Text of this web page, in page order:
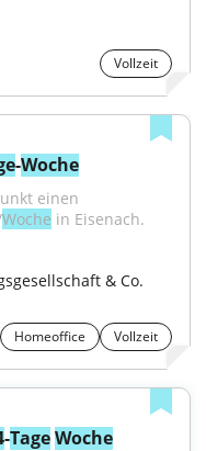
Vollzeit
-Woche
einen
Woche in Eisenach.
& Co.
Homeoffice Vollzeit
-TageWoche